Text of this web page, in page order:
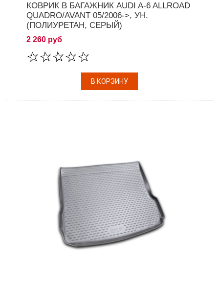
КОВРИК В БАГАЖНИК AUDI A-6 ALLROAD
QUADRO/AVANT 05/2006->, УН.
(ПОЛИУРЕТАН, СЕРЫЙ)
2 260 руб